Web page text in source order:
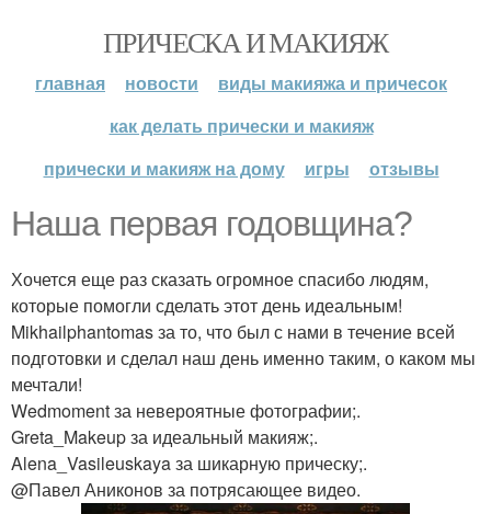
ПРИЧЕСКА И МАКИЯЖ
главная новости
виды макияжа и причесок
как делать прически и макияж
прически и макияж на дому
игры отзывы
Наша первая годовщина?
Хочется еще раз сказать огромное спасибо людям,
которые помогли сделать этот день идеальным!
Mikhailphantomas за то, что был с нами в течение всей
подготовки и сделал наш день именно таким, о каком мы
мечтали!
Wedmoment за невероятные фотографии;.
Greta_Makeup за идеальный макияж;.
Alena_Vasileuskaya за шикарную прическу;.
@Павел Аниконов за потрясающее видео.